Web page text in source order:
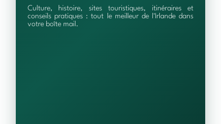
Culture, histoire, sites touristiques, itinéraires et
conseils pratiques : tout le meilleur de l'Irlande dans
votre boîte mail.